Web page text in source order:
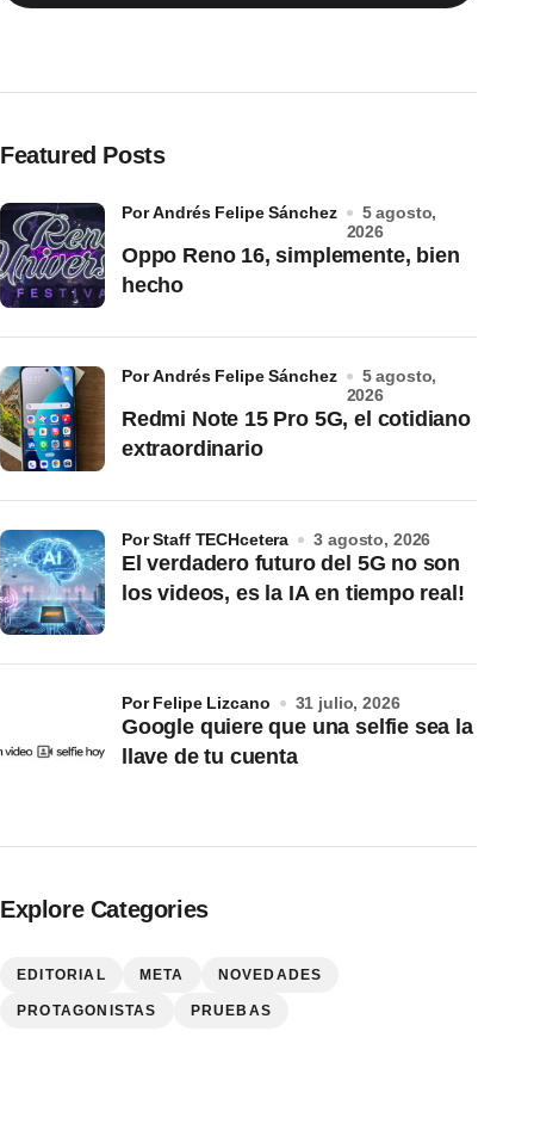
Featured Posts
Oppo Reno 16, simplemente, bien
hecho
por Andrés Felipe Sánchez
5 agosto,
2026
Redmi Note 15 Pro 5G, el cotidiano
extraordinario
por Andrés Felipe Sánchez
5 agosto,
2026
El verdadero futuro del 5G no son
los videos, es la IA en tiempo real!
por Staff TECHcetera 3 agosto, 2026
Google quiere que una selfie sea la
llave de tu cuenta
por Felipe Lizcano 31 julio, 2026
Explore Categories
EDITORIAL META NOVEDADES
PROTAGONISTAS PRUEBAS